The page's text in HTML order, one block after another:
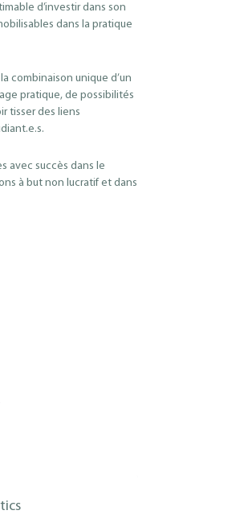
d’investir dans son
dans la pratique
combinaison unique d’un
pratique, de possibilités
tisser des liens
avec succès dans le
à but non lucratif et dans